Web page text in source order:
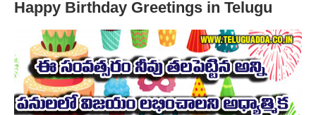
Happy Birthday Greetings in Telugu